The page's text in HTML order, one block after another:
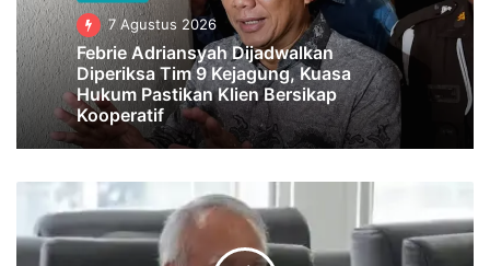
7 Agustus 2026
Febrie Adriansyah Dijadwalkan
Diperiksa Tim 9 Kejagung, Kuasa
Hukum Pastikan Klien Bersikap
Kooperatif
Tambang
Ilegal
di